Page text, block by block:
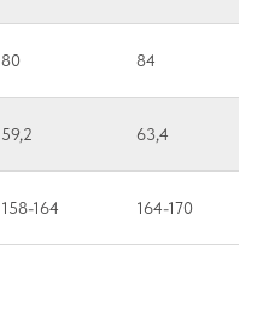
80 84
59,2 63,4
158-164 164-170